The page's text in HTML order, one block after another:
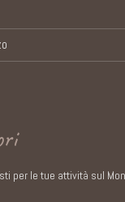
per le tue attività sul